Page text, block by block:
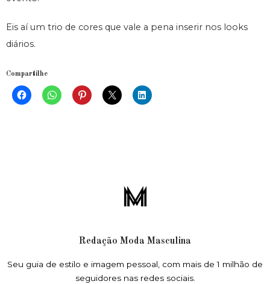
Eis aí um trio de cores que vale a pena inserir nos looks
diários.
Compartilhe
Redação Moda Masculina
Seu guia de estilo e imagem pessoal, com mais de 1 milhão de
seguidores nas redes sociais.